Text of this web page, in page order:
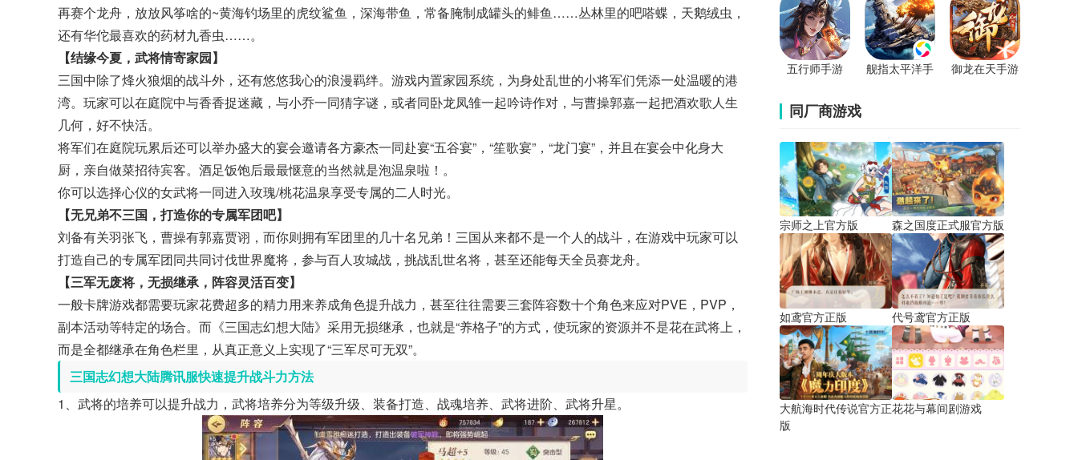
再赛个龙舟，放放风筝啥的~黄海钓场里的虎纹鲨鱼，深海带鱼，常备腌制成罐头的鲱鱼……丛林里的吧嗒蝶，天鹅绒虫，
还有华佗最喜欢的药材九香虫……。
【结缘今夏，武将情寄家园】
三国中除了烽火狼烟的战斗外，还有悠悠我心的浪漫羁绊。游戏内置家园系统，为身处乱世的小将军们凭添一处温暖的港
湾。玩家可以在庭院中与香香捉迷藏，与小乔一同猜字谜，或者同卧龙凤雏一起吟诗作对，与曹操郭嘉一起把酒欢歌人生
几何，好不快活。
将军们在庭院玩累后还可以举办盛大的宴会邀请各方豪杰一同赴宴“五谷宴”，“笙歌宴”，“龙门宴”，并且在宴会中化身大
厨，亲自做菜招待宾客。酒足饭饱后最最惬意的当然就是泡温泉啦！。
你可以选择心仪的女武将一同进入玫瑰/桃花温泉享受专属的二人时光。
【无兄弟不三国，打造你的专属军团吧】
刘备有关羽张飞，曹操有郭嘉贾诩，而你则拥有军团里的几十名兄弟！三国从来都不是一个人的战斗，在游戏中玩家可以
打造自己的专属军团同共同讨伐世界魔将，参与百人攻城战，挑战乱世名将，甚至还能每天全员赛龙舟。
【三军无废将，无损继承，阵容灵活百变】
一般卡牌游戏都需要玩家花费超多的精力用来养成角色提升战力，甚至往往需要三套阵容数十个角色来应对PVE，PVP，
副本活动等特定的场合。而《三国志幻想大陆》采用无损继承，也就是“养格子”的方式，使玩家的资源并不是花在武将上，
而是全都继承在角色栏里，从真正意义上实现了“三军尽可无双”。
三国志幻想大陆腾讯服快速提升战斗力方法
1、武将的培养可以提升战力，武将培养分为等级升级、装备打造、战魂培养、武将进阶、武将升星。
五行师手游
舰指太平洋手
御龙在天手游
同厂商游戏
宗师之上官方版 森之国度正式服官方版
如鸢官方正版 代号鸢官方正版
大航海时代传说官方正
版
花花与幕间剧游戏